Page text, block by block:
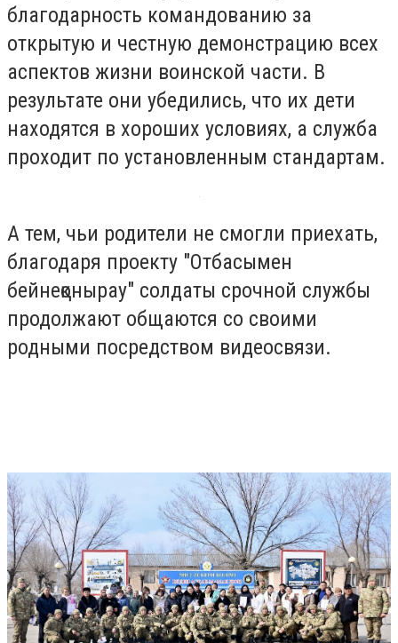
благодарность командованию за
открытую и честную демонстрацию всех
аспектов жизни воинской части. В
результате они убедились, что их дети
находятся в хороших условиях, а служба
проходит по установленным стандартам.
А тем, чьи родители не смогли приехать,
благодаря проекту "Отбасымен
бейнеқонырау" солдаты срочной службы
продолжают общаются со своими
родными посредством видеосвязи.